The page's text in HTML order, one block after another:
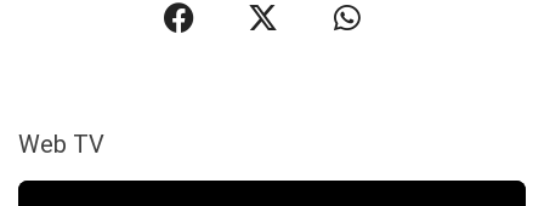
Web TV